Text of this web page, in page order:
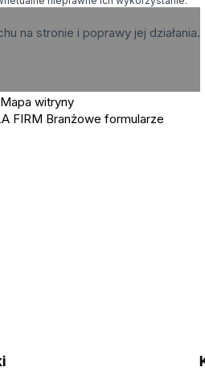
na stronie i poprawy jej działania.
Mapa witryny
FIRM Branżowe formularze